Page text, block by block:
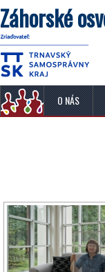
Záhorské
O NÁS